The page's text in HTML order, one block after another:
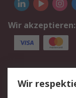
Wir akzeptieren:
Service
Value Added
Wir